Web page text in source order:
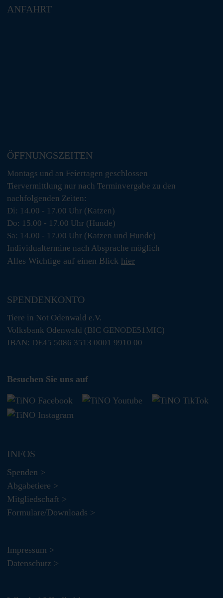
ANFAHRT
ÖFFNUNGSZEITEN
Montags und an Feiertagen geschlossen
Tiervermittlung nur nach Terminvergabe zu den
nachfolgenden Zeiten:
Di: 14.00 - 17.00 Uhr (Katzen)
Do: 15.00 - 17.00 Uhr (Hunde)
Sa: 14.00 - 17.00 Uhr (Katzen und Hunde)
Individualtermine nach Absprache möglich
Alles Wichtige auf einen Blick hier
SPENDENKONTO
Tiere in Not Odenwald e.V.
Volksbank Odenwald (BIC GENODE51MIC)
IBAN: DE45 5086 3513 0001 9910 00
Besuchen Sie uns auf
INFOS
Spenden >
Abgabetiere >
Mitgliedschaft >
Formulare/Downloads >
Impressum >
Datenschutz >